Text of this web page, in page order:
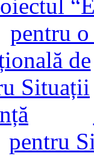
pentru
pentru